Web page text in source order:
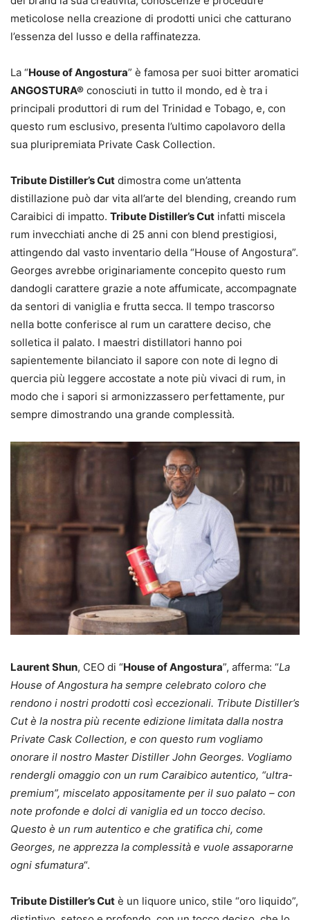
meticolose nella creazione di prodotti unici che catturano
l’essenza del lusso e della raffinatezza.
La “House of Angostura” è famosa per suoi bitter aromatici
ANGOSTURA® conosciuti in tutto il mondo, ed è tra i
principali produttori di rum del Trinidad e Tobago, e, con
questo rum esclusivo, presenta l’ultimo capolavoro della
sua pluripremiata Private Cask Collection.
Tribute Distiller’s Cut dimostra come un’attenta
distillazione può dar vita all’arte del blending, creando rum
Caraibici di impatto. Tribute Distiller’s Cut infatti miscela
rum invecchiati anche di 25 anni con blend prestigiosi,
attingendo dal vasto inventario della “House of Angostura”.
Georges avrebbe originariamente concepito questo rum
dandogli carattere grazie a note affumicate, accompagnate
da sentori di vaniglia e frutta secca. Il tempo trascorso
nella botte conferisce al rum un carattere deciso, che
solletica il palato. I maestri distillatori hanno poi
sapientemente bilanciato il sapore con note di legno di
quercia più leggere accostate a note più vivaci di rum, in
modo che i sapori si armonizzassero perfettamente, pur
sempre dimostrando una grande complessità.
Laurent Shun, CEO di “House of Angostura”, afferma: “La
House of Angostura ha sempre celebrato coloro che
rendono i nostri prodotti così eccezionali. Tribute Distiller’s
Cut è la nostra più recente edizione limitata dalla nostra
Private Cask Collection, e con questo rum vogliamo
onorare il nostro Master Distiller John Georges. Vogliamo
rendergli omaggio con un rum Caraibico autentico, “ultra-
premium”, miscelato appositamente per il suo palato – con
note profonde e dolci di vaniglia ed un tocco deciso.
Questo è un rum autentico e che gratifica chi, come
Georges, ne apprezza la complessità e vuole assaporarne
ogni sfumatura“.
Tribute Distiller’s Cut è un liquore unico, stile “oro liquido”,